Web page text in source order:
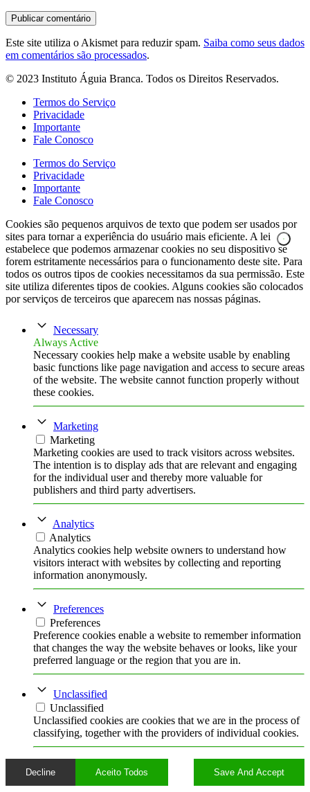
Este site utiliza o Akismet para reduzir spam. Saiba como seus dados
em comentários são processados.
© 2023 Instituto Águia Branca. Todos os Direitos Reservados.
Termos do Serviço
Privacidade
Importante
Fale Conosco
Termos do Serviço
Privacidade
Importante
Fale Conosco
Cookies são pequenos arquivos de texto que podem ser usados por
sites para tornar a experiência do usuário mais eficiente. A lei
estabelece que podemos armazenar cookies no seu dispositivo se
forem estritamente necessários para o funcionamento deste site. Para
todos os outros tipos de cookies necessitamos da sua permissão. Este
site utiliza diferentes tipos de cookies. Alguns cookies são colocados
por serviços de terceiros que aparecem nas nossas páginas.
Necessary
Always Active
Necessary cookies help make a website usable by enabling
basic functions like page navigation and access to secure areas
of the website. The website cannot function properly without
these cookies.
Marketing
Marketing
Marketing cookies are used to track visitors across websites.
The intention is to display ads that are relevant and engaging
for the individual user and thereby more valuable for
publishers and third party advertisers.
Analytics
Analytics
Analytics cookies help website owners to understand how
visitors interact with websites by collecting and reporting
information anonymously.
Preferences
Preferences
Preference cookies enable a website to remember information
that changes the way the website behaves or looks, like your
preferred language or the region that you are in.
Unclassified
Unclassified
Unclassified cookies are cookies that we are in the process of
classifying, together with the providers of individual cookies.
Decline Aceito Todos Save And Accept